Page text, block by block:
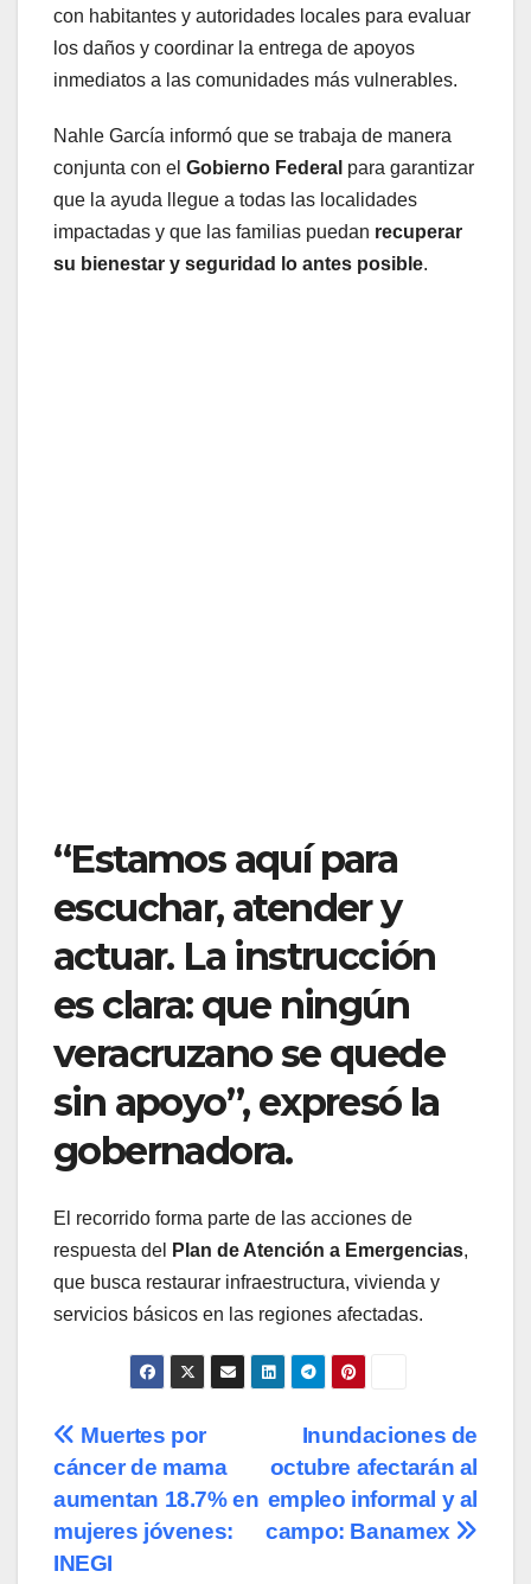
con habitantes y autoridades locales para evaluar
los daños y coordinar la entrega de apoyos
inmediatos a las comunidades más vulnerables.
Nahle García informó que se trabaja de manera
conjunta con el Gobierno Federal para garantizar
que la ayuda llegue a todas las localidades
impactadas y que las familias puedan recuperar
su bienestar y seguridad lo antes posible.
“Estamos aquí para
escuchar, atender y
actuar. La instrucción
es clara: que ningún
veracruzano se quede
sin apoyo”, expresó la
gobernadora.
El recorrido forma parte de las acciones de
respuesta del
Plan de Atención a Emergencias,
que busca restaurar infraestructura, vivienda y
servicios básicos en las regiones afectadas.
Navegación
de
entradas
Inundaciones de
octubre afectarán al
empleo informal y al
campo: Banamex
Muertes por
cáncer de mama
aumentan 18.7% en
mujeres jóvenes:
INEGI